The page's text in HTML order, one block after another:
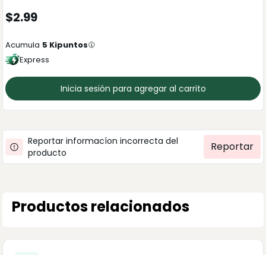
$2.99
Acumula 5 Kipuntos
Express
Inicia sesión para agregar al carrito
Reportar informacíon incorrecta del
producto
Reportar
Productos relacionados